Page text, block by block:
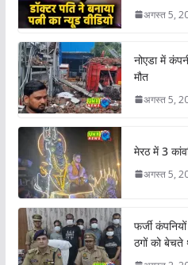
अगस्त 5,
नोएडा में
मौत
अगस्त 5,
मेरठ में 3
अगस्त 5,
फर्जी
ठगों को बेचते